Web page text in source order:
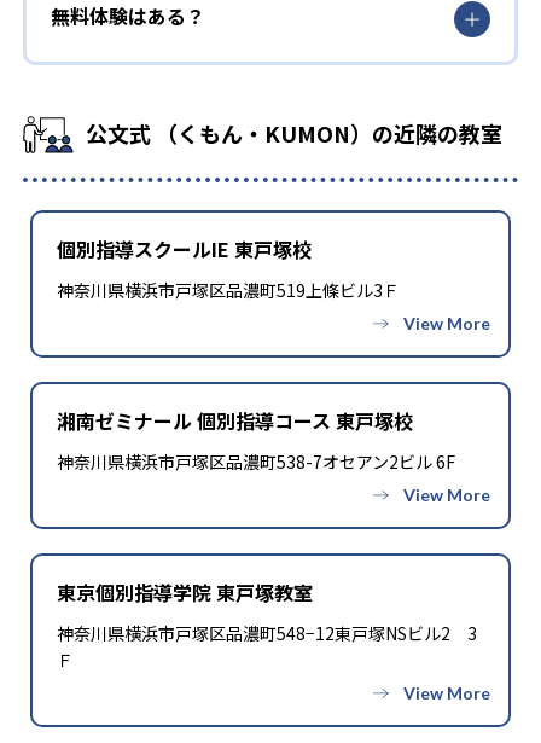
無料体験はある？
公文式 （くもん・KUMON）の近隣の教室
個別指導スクールIE 東戸塚校
神奈川県横浜市戸塚区品濃町519上條ビル3Ｆ
湘南ゼミナール 個別指導コース 東戸塚校
神奈川県横浜市戸塚区品濃町538-7オセアン2ビル 6F
東京個別指導学院 東戸塚教室
神奈川県横浜市戸塚区品濃町548−12東戸塚NSビル2 3
Ｆ